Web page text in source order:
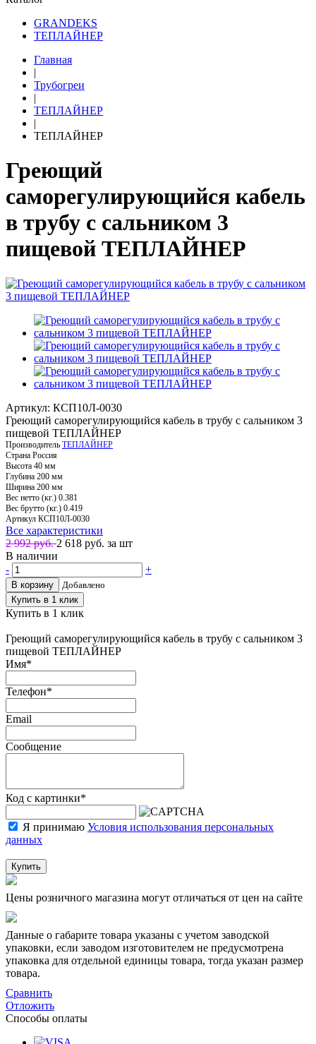
GRANDEKS
ТЕПЛАЙНЕР
Главная
|
Трубогреи
|
ТЕПЛАЙНЕР
|
ТЕПЛАЙНЕР
Греющий
саморегулирующийся кабель
в трубу с сальником 3
пищевой ТЕПЛАЙНЕР
Артикул: КСП10Л-0030
Греющий саморегулирующийся кабель в трубу с сальником 3
пищевой ТЕПЛАЙНЕР
Производитель ТЕПЛАЙНЕР
Страна Россия
Высота 40 мм
Глубина 200 мм
Ширина 200 мм
Вес нетто (кг.) 0.381
Вес брутто (кг.) 0.419
Артикул КСП10Л-0030
Все характеристики
2 992 руб.2 618 руб. за шт
В наличии
-
+
В корзину
Добавлено
Купить в 1 клик
Купить в 1 клик
Греющий саморегулирующийся кабель в трубу с сальником 3
пищевой ТЕПЛАЙНЕР
Имя*
Телефон*
Email
Сообщение
Код с картинки*
Я принимаю Условия использования персональных
данных
Купить
Цены розничного магазина могут отличаться от цен на сайте
Данные о габарите товара указаны с учетом заводской
упаковки, если заводом изготовителем не предусмотрена
упаковка для отдельной единицы товара, тогда указан размер
товара.
Сравнить
Отложить
Способы оплаты